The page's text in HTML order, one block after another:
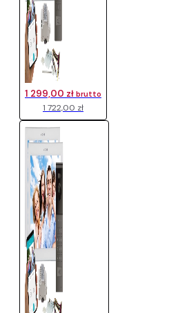
1 722,00 zł
1 299,00 zł brutto